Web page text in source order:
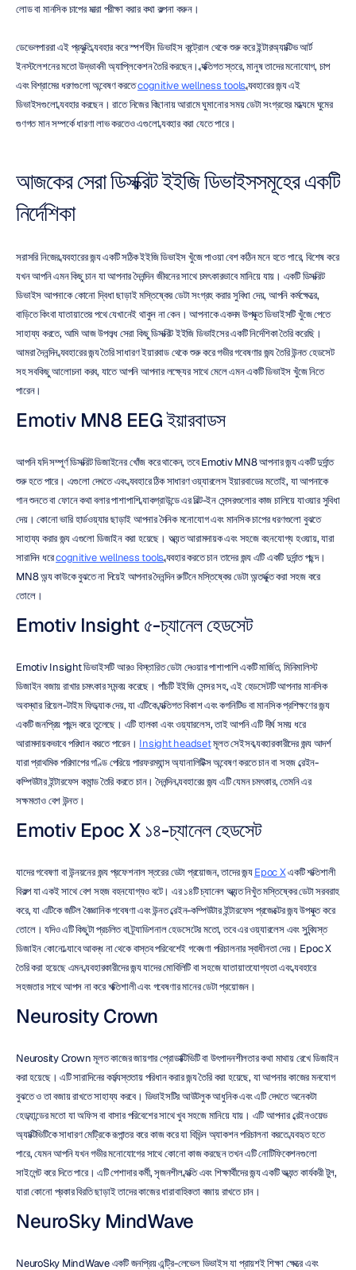
লোড বা মানসিক চাপের মাত্রা পরীক্ষা করার কথা কল্পনা করুন।
ডেভেলপাররা এই প্রযুক্তি ব্যবহার করে স্পর্শহীন ডিভাইস কন্ট্রোল থেকে শুরু করে ইন্টারঅ্যাক্টিভ আর্ট
ইনস্টলেশনের মতো উদ্ভাবনী অ্যাপ্লিকেশন তৈরি করছেন। ব্যক্তিগত স্তরে, মানুষ তাদের মনোযোগ, চাপ
এবং বিশ্রামের ধরণগুলো অন্বেষণ করতে cognitive wellness tools ব্যবহারের জন্য এই
ডিভাইসগুলো ব্যবহার করছেন। রাতে নিজের বিছানায় আরামে ঘুমানোর সময় ডেটা সংগ্রহের মাধ্যমে ঘুমের
গুণগত মান সম্পর্কে ধারণা লাভ করতেও এগুলো ব্যবহার করা যেতে পারে।
আজকের সেরা ডিসক্রিট ইইজি ডিভাইসসমূহের একটি
নির্দেশিকা
সরাসরি নিজের ব্যবহারের জন্য একটি সঠিক ইইজি ডিভাইস খুঁজে পাওয়া বেশ কঠিন মনে হতে পারে, বিশেষ করে
যখন আপনি এমন কিছু চান যা আপনার দৈনন্দিন জীবনের সাথে চমৎকারভাবে মানিয়ে যায়। একটি ডিসক্রিট
ডিভাইস আপনাকে কোনো দ্বিধা ছাড়াই মস্তিষ্কের ডেটা সংগ্রহ করার সুবিধা দেয়, আপনি কর্মক্ষেত্রে,
বাড়িতে কিংবা যাতায়াতের পথে যেখানেই থাকুন না কেন। আপনাকে একদম উপযুক্ত ডিভাইসটি খুঁজে পেতে
সাহায্য করতে, আমি আজ উপলব্ধ সেরা কিছু ডিসক্রিট ইইজি ডিভাইসের একটি নির্দেশিকা তৈরি করেছি।
আমরা দৈনন্দিন ব্যবহারের জন্য তৈরি সাধারণ ইয়ারবাড থেকে শুরু করে গভীর গবেষণার জন্য তৈরি উন্নত হেডসেট
সহ সবকিছু আলোচনা করব, যাতে আপনি আপনার লক্ষ্যের সাথে মেলে এমন একটি ডিভাইস খুঁজে নিতে
পারেন।
Emotiv MN8 EEG ইয়ারবাডস
আপনি যদি সম্পূর্ণ ডিসক্রিট ডিজাইনের খোঁজ করে থাকেন, তবে Emotiv MN8 আপনার জন্য একটি দুর্দান্ত
শুরু হতে পারে। এগুলো দেখতে এবং ব্যবহারে ঠিক সাধারণ ওয়্যারলেস ইয়ারবাডের মতোই, যা আপনাকে
গান শুনতে বা ফোনে কথা বলার পাশাপাশি ব্যাকগ্রাউন্ডে এর বিল্ট-ইন সেন্সরগুলোর কাজ চালিয়ে যাওয়ার সুবিধা
দেয়। কোনো ভারি হার্ডওয়্যার ছাড়াই আপনার দৈনিক মনোযোগ এবং মানসিক চাপের ধরণগুলো বুঝতে
সাহায্য করার জন্য এগুলো ডিজাইন করা হয়েছে। অত্যন্ত আরামদায়ক এবং সহজে বহনযোগ্য হওয়ায়, যারা
সারাদিন ধরে cognitive wellness tools ব্যবহার করতে চান তাদের জন্য এটি একটি দুর্দান্ত পছন্দ।
MN8 অন্য কাউকে বুঝতে না দিয়েই আপনার দৈনন্দিন রুটিনে মস্তিষ্কের ডেটা অন্তর্ভুক্ত করা সহজ করে
তোলে।
Emotiv Insight ৫-চ্যানেল হেডসেট
Emotiv Insight ডিভাইসটি আরও বিস্তারিত ডেটা দেওয়ার পাশাপাশি একটি মার্জিত, মিনিমালিস্ট
ডিজাইন বজায় রাখার চমৎকার সমন্বয় করেছে। পাঁচটি ইইজি সেন্সর সহ, এই হেডসেটটি আপনার মানসিক
অবস্থার রিয়েল-টাইম ফিডব্যাক দেয়, যা এটিকে ব্যক্তিগত বিকাশ এবং কগনিটিভ বা মানসিক প্রশিক্ষণের জন্য
একটি জনপ্রিয় পছন্দ করে তুলেছে। এটি হালকা এবং ওয়্যারলেস, তাই আপনি এটি দীর্ঘ সময় ধরে
আরামদায়কভাবে পরিধান করতে পারেন। Insight headset মূলত সেইসব ব্যবহারকারীদের জন্য আদর্শ
যারা প্রাথমিক পরিমাপের গণ্ডি পেরিয়ে পারফরম্যান্স অ্যানালিটিক্স অন্বেষণ করতে চান বা সহজ ব্রেইন-
কম্পিউটার ইন্টারফেস কমান্ড তৈরি করতে চান। দৈনন্দিন ব্যবহারের জন্য এটি যেমন চমৎকার, তেমনি এর
সক্ষমতাও বেশ উন্নত।
Emotiv Epoc X ১৪-চ্যানেল হেডসেট
যাদের গবেষণা বা উন্নয়নের জন্য প্রফেশনাল স্তরের ডেটা প্রয়োজন, তাদের জন্য Epoc X একটি শক্তিশালী
বিকল্প যা একই সাথে বেশ সহজ বহনযোগ্যও বটে। এর ১৪টি চ্যানেল অত্যন্ত নিখুঁত মস্তিষ্কের ডেটা সরবরাহ
করে, যা এটিকে জটিল বৈজ্ঞানিক গবেষণা এবং উন্নত ব্রেইন-কম্পিউটার ইন্টারফেস প্রজেক্টের জন্য উপযুক্ত করে
তোলে। যদিও এটি কিছুটা প্রচলিত বা ট্র্যাডিশনাল হেডসেটের মতো, তবে এর ওয়্যারলেস এবং সুবিন্যস্ত
ডিজাইন কোনো ল্যাবে আবদ্ধ না থেকে বাস্তব পরিবেশেই গবেষণা পরিচালনার স্বাধীনতা দেয়। Epoc X
তৈরি করা হয়েছে এমন ব্যবহারকারীদের জন্য যাদের মোবিলিটি বা সহজে যাতায়াতযোগ্যতা এবং ব্যবহারে
সহজতার সাথে আপস না করে শক্তিশালী এবং গবেষণার মানের ডেটা প্রয়োজন।
Neurosity Crown
Neurosity Crown মূলত কাজের জায়গার প্রোডাক্টিভিটি বা উৎপাদনশীলতার কথা মাথায় রেখে ডিজাইন
করা হয়েছে। এটি সারাদিনের কর্মব্যস্ততায় পরিধান করার জন্য তৈরি করা হয়েছে, যা আপনার কাজের মনযোগ
বুঝতে ও তা বজায় রাখতে সাহায্য করবে। ডিভাইসটির আউটলুক আধুনিক এবং এটি দেখতে অনেকটা
হেডব্যান্ডের মতো যা অফিস বা বাসার পরিবেশের সাথে খুব সহজে মানিয়ে যায়। এটি আপনার ব্রেইনওয়েভ
অ্যাক্টিভিটিকে সাধারণ মেট্রিকে রূপান্তর করে কাজ করে যা বিভিন্ন অ্যাকশন পরিচালনা করতে ব্যবহৃত হতে
পারে, যেমন আপনি যখন গভীর মনোযোগের সাথে কোনো কাজ করছেন তখন এটি নোটিফিকেশনগুলো
সাইলেন্ট করে দিতে পারে। এটি পেশাদার কর্মী, সৃজনশীল ব্যক্তি এবং শিক্ষার্থীদের জন্য একটি অত্যন্ত কার্যকরী টুল,
যারা কোনো প্রকার বিরতি ছাড়াই তাদের কাজের ধারাবাহিকতা বজায় রাখতে চান।
NeuroSky MindWave
NeuroSky MindWave একটি জনপ্রিয় এন্ট্রি-লেভেল ডিভাইস যা প্রায়শই শিক্ষা ক্ষেত্রে এবং